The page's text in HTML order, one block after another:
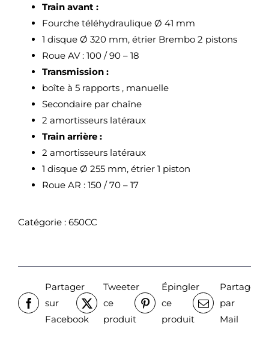
Train avant :
Fourche téléhydraulique Ø 41 mm
1 disque Ø 320 mm, étrier Brembo 2 pistons
Roue AV : 100 / 90 – 18
Transmission :
boîte à 5 rapports , manuelle
Secondaire par chaîne
2 amortisseurs latéraux
Train arrière :
2 amortisseurs latéraux
1 disque Ø 255 mm, étrier 1 piston
Roue AR : 150 / 70 – 17
Catégorie : 650CC
Partager
sur
Facebook
Tweeter
ce
produit
Épingler
ce
produit
Partager
par
Mail